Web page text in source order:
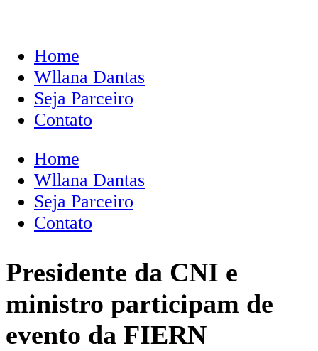
Home
Wllana Dantas
Seja Parceiro
Contato
Home
Wllana Dantas
Seja Parceiro
Contato
Presidente da CNI e
ministro participam de
evento da FIERN